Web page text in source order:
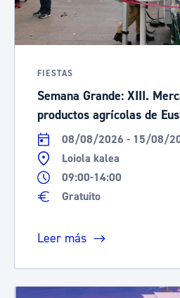
FIESTAS
Semana Grande: XIII.
productos agrícolas de
08/08/2026 - 15/08/
Loiola kalea
09:00-14:00
Gratuito
Leer más